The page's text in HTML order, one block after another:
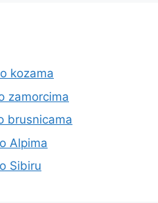
kozama
zamorcima
brusnicama
Alpima
Sibiru